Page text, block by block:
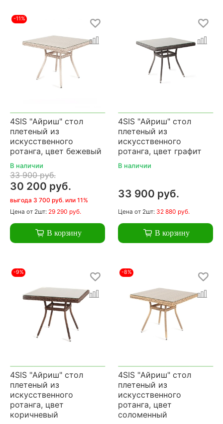
-11%
4SIS "Айриш" стол
плетеный из
искусственного
ротанга, цвет бежевый
В наличии
33 900 руб.
30 200 руб.
выгода 3 700 руб. или 11%
Цена от 2шт: 29 290 руб.
В корзину
4SIS "Айриш" стол
плетеный из
искусственного
ротанга, цвет графит
В наличии
33 900 руб.
Цена от 2шт: 32 880 руб.
В корзину
-9%
4SIS "Айриш" стол
плетеный из
искусственного
ротанга, цвет
коричневый
-8%
4SIS "Айриш" стол
плетеный из
искусственного
ротанга, цвет
соломенный